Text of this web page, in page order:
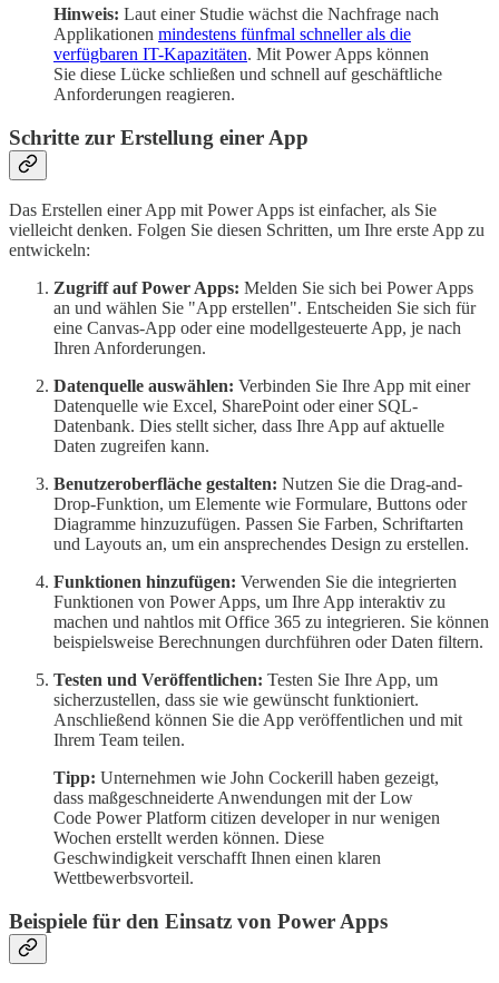
Hinweis: Laut einer Studie wächst die Nachfrage nach
Applikationen mindestens fünfmal schneller als die
verfügbaren IT-Kapazitäten. Mit Power Apps können
Sie diese Lücke schließen und schnell auf geschäftliche
Anforderungen reagieren.
Schritte zur Erstellung einer App
Das Erstellen einer App mit Power Apps ist einfacher, als Sie
vielleicht denken. Folgen Sie diesen Schritten, um Ihre erste App zu
entwickeln:
Zugriff auf Power Apps: Melden Sie sich bei Power Apps
an und wählen Sie "App erstellen". Entscheiden Sie sich für
eine Canvas-App oder eine modellgesteuerte App, je nach
Ihren Anforderungen.
Datenquelle auswählen: Verbinden Sie Ihre App mit einer
Datenquelle wie Excel, SharePoint oder einer SQL-
Datenbank. Dies stellt sicher, dass Ihre App auf aktuelle
Daten zugreifen kann.
Benutzeroberfläche gestalten: Nutzen Sie die Drag-and-
Drop-Funktion, um Elemente wie Formulare, Buttons oder
Diagramme hinzuzufügen. Passen Sie Farben, Schriftarten
und Layouts an, um ein ansprechendes Design zu erstellen.
Funktionen hinzufügen: Verwenden Sie die integrierten
Funktionen von Power Apps, um Ihre App interaktiv zu
machen und nahtlos mit Office 365 zu integrieren. Sie können
beispielsweise Berechnungen durchführen oder Daten filtern.
Testen und Veröffentlichen: Testen Sie Ihre App, um
sicherzustellen, dass sie wie gewünscht funktioniert.
Anschließend können Sie die App veröffentlichen und mit
Ihrem Team teilen.
Tipp: Unternehmen wie John Cockerill haben gezeigt,
dass maßgeschneiderte Anwendungen mit der Low
Code Power Platform citizen developer in nur wenigen
Wochen erstellt werden können. Diese
Geschwindigkeit verschafft Ihnen einen klaren
Wettbewerbsvorteil.
Beispiele für den Einsatz von Power Apps